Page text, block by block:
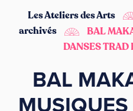
Les Ateliers des Arts
archivés
BAL
DANSES TRAD
BAL